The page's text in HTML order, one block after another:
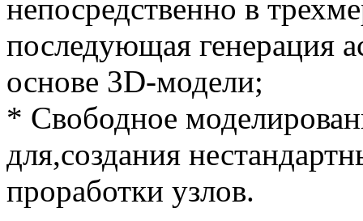
непосредственно в
последующая генерация
основе 3D-модели;
* Свободное
для,создания
проработки узлов.